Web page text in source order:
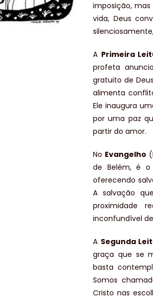
imposição,
vida, Deus
A Primeira
profeta
gratuito de
alimenta
Ele inaugura
por uma paz
partir do amor.
No Evangelho
de Belém, é o
oferecendo
A salvação
proximidade
inconfundível
A Segunda
graça que se
basta
Somos
Cristo nas